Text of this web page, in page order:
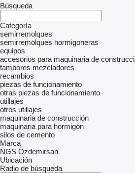
Búsqueda
Categoría
semirremolques
semirremolques hormigoneras
equipos
accesorios para maquinaria de
tambores mezcladores
recambios
piezas de funcionamiento
otras piezas de funcionamiento
utillajes
otros utillajes
maquinaria de construcción
maquinaria para hormigón
silos de cemento
Marca
NGS Özdemirsan
Ubicación
Radio de búsqueda